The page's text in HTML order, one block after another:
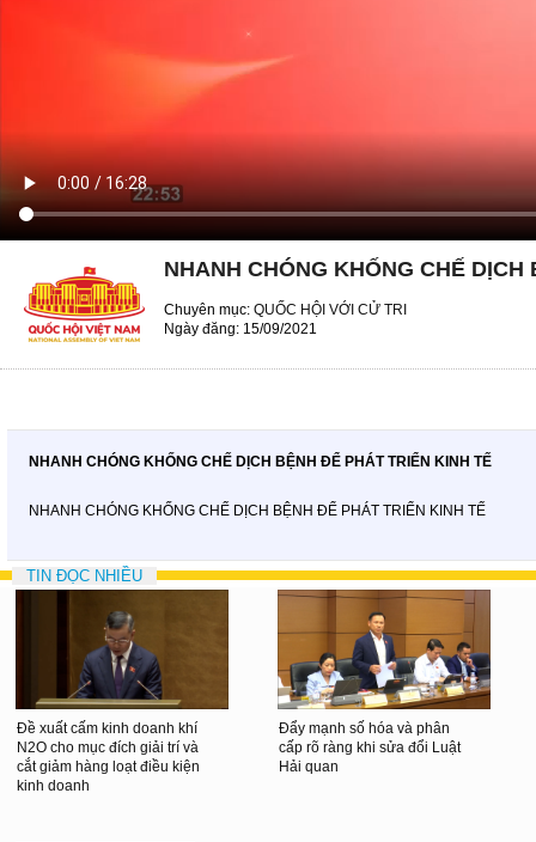
NHANH CHÓNG KHỐNG CHẾ
Chuyên mục: QUỐC HỘI VỚI CỬ TRI
Ngày đăng: 15/09/2021
NHANH CHÓNG KHỐNG CHẾ DỊCH BỆNH ĐỂ PHÁT TRIỂN KINH TẾ
NHANH CHÓNG KHỐNG CHẾ DỊCH BỆNH ĐỂ PHÁT TRIỂN KINH TẾ
TIN ĐỌC NHIỀU
Đề xuất cấm kinh doanh khí
N2O cho mục đích giải trí và
cắt giảm hàng loạt điều kiện
kinh doanh
Đẩy mạnh số hóa và phân
cấp rõ ràng khi sửa đổi Luật
Hải quan